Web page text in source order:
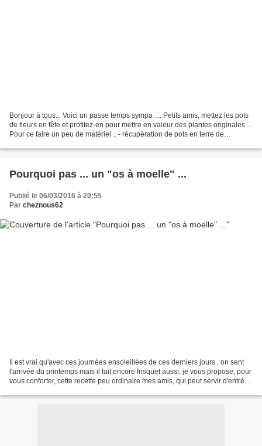
Bonjour à tous... Voici un passe temps sympa .... Petits amis, mettez les pots
de fleurs en fête et profitez-en pour mettre en valeur des plantes originales ...
Pour ce faire un peu de matériel .. - récupération de pots en terre de
Pourquoi pas ... un "os à moelle" ...
Publié le 06/03/2016 à 20:55
Par cheznous62
Il est vrai qu'avec ces journées ensoleillées de ces derniers jours , on sent
l'arrivée du printemps mais il fait encore frisquet aussi, je vous propose, pour
vous conforter, cette recette peu ordinaire mes amis, qui peut servir d'entrée